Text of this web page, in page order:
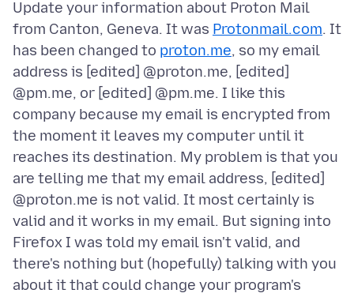
Update your information about Proton Mail
from Canton, Geneva. It was Protonmail.com. It
has been changed to proton.me, so my email
address is [edited] @proton.me, [edited]
@pm.me, or [edited] @pm.me. I like this
company because my email is encrypted from
the moment it leaves my computer until it
reaches its destination. My problem is that you
are telling me that my email address, [edited]
@proton.me is not valid. It most certainly is
valid and it works in my email. But signing into
Firefox I was told my email isn't valid, and
there's nothing but (hopefully) talking with you
about it that could change your program's